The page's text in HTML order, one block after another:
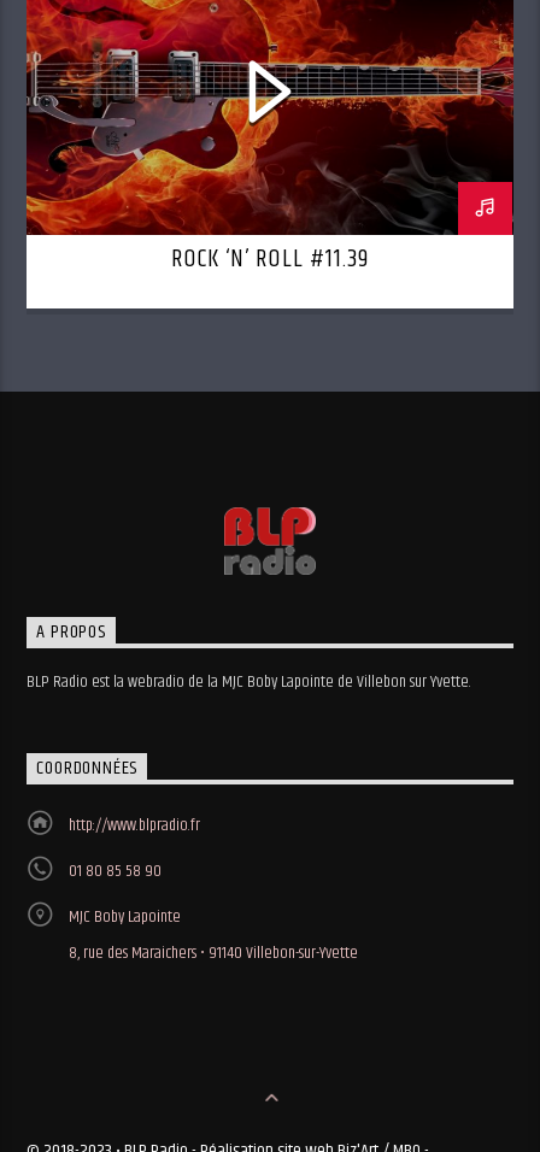
ROCK ‘N’ ROLL #11.39
A PROPOS
BLP Radio est la webradio de la MJC Boby Lapointe de Villebon sur Yvette.
COORDONNÉES
http://www.blpradio.fr
01 80 85 58 90
MJC Boby Lapointe
8, rue des Maraichers • 91140 Villebon-sur-Yvette